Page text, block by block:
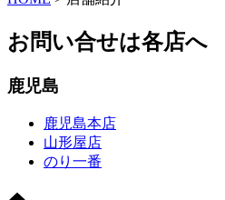
お問い合せは各店へ
鹿児島
鹿児島本店
山形屋店
のり一番